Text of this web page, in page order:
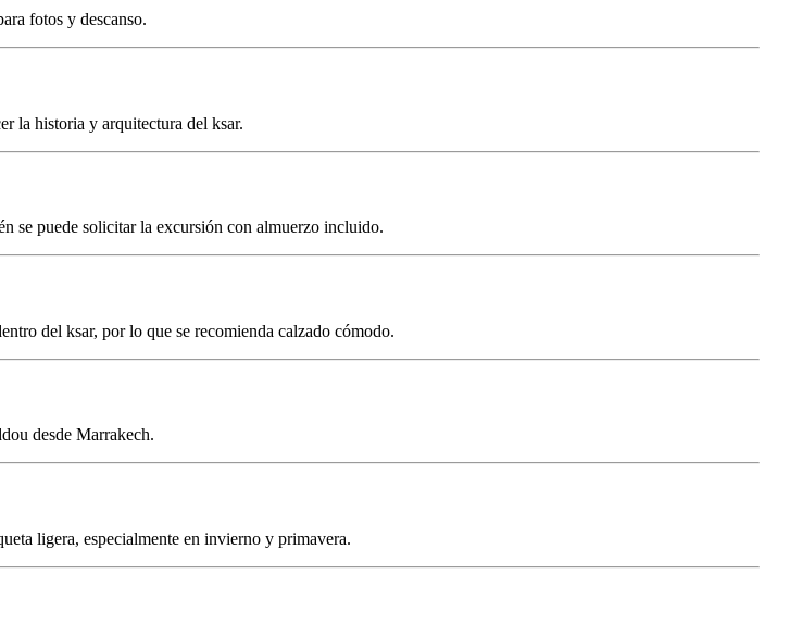
fotos y descanso.
la historia y arquitectura del ksar.
se puede solicitar la excursión con almuerzo incluido.
del ksar, por lo que se recomienda calzado cómodo.
desde Marrakech.
ligera, especialmente en invierno y primavera.